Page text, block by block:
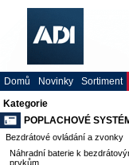
Domů Novinky Sortiment
Kategorie
POPLACHOVÉ
Bezdrátové ovládání a zvonky
Náhradní baterie k
prvkům